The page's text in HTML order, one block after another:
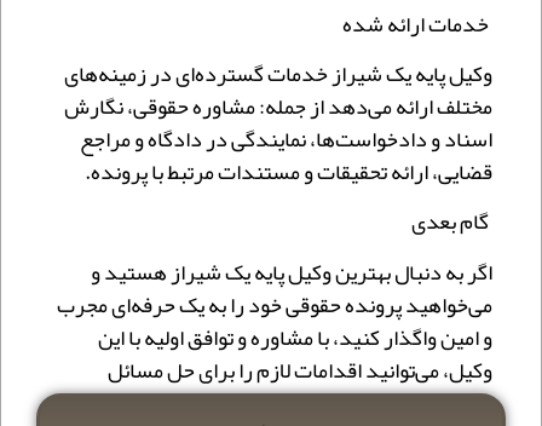
خدمات ارائه شده
وکیل پایه یک شیراز خدمات گسترده‌ای در زمینه‌های
مختلف ارائه می‌دهد از جمله: مشاوره حقوقی، نگارش
اسناد و دادخواست‌ها، نمایندگی در دادگاه و مراجع
قضایی، ارائه تحقیقات و مستندات مرتبط با پرونده.
گام بعدی
اگر به دنبال بهترین وکیل پایه یک شیراز هستید و
می‌خواهید پرونده حقوقی خود را به یک حرفه‌ای مجرب
و امین واگذار کنید، با مشاوره و توافق اولیه با این
وکیل، می‌توانید اقدامات لازم را برای حل مسائل
حقوقی خود آغاز کنید.